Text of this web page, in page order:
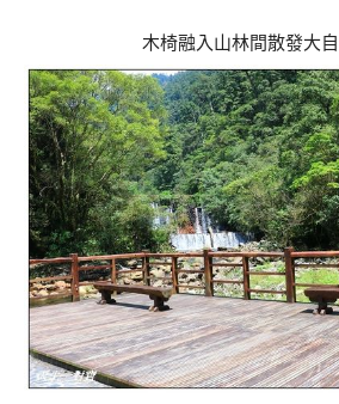
木椅融入山林間散發大